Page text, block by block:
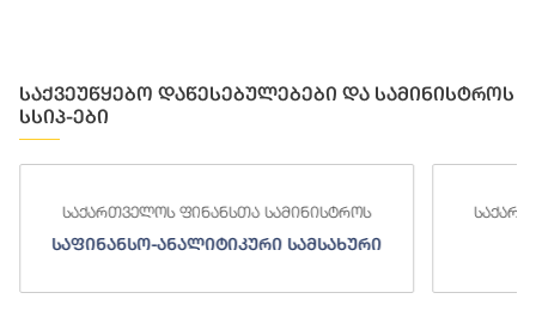
საქვეუწყებო დაწესებულებები და სამინისტროს
სსიპ-ები
საქართველოს ფინანსთა სამინისტროს
საფინანსო-ანალიტიკური სამსახური